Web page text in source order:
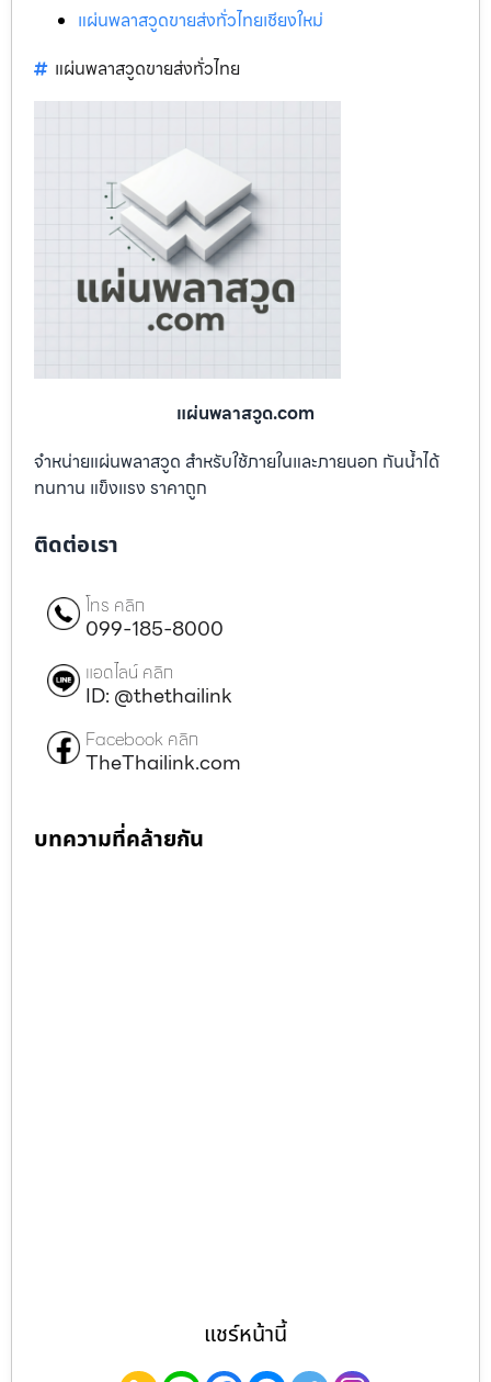
แผ่นพลาสวูดขายส่งทั่วไทยเชียงใหม่
แผ่นพลาสวูดขายส่งทั่วไทย
แผ่นพลาสวูด.com
จำหน่ายแผ่นพลาสวูด สำหรับใช้ภายในและภายนอก กันน้ำได้
ทนทาน แข็งแรง ราคาถูก
ติดต่อเรา
โทร คลิก
099-185-8000
แอดไลน์ คลิก
ID: @thethailink
Facebook คลิก
TheThailink.com
บทความที่คล้ายกัน
แชร์หน้านี้